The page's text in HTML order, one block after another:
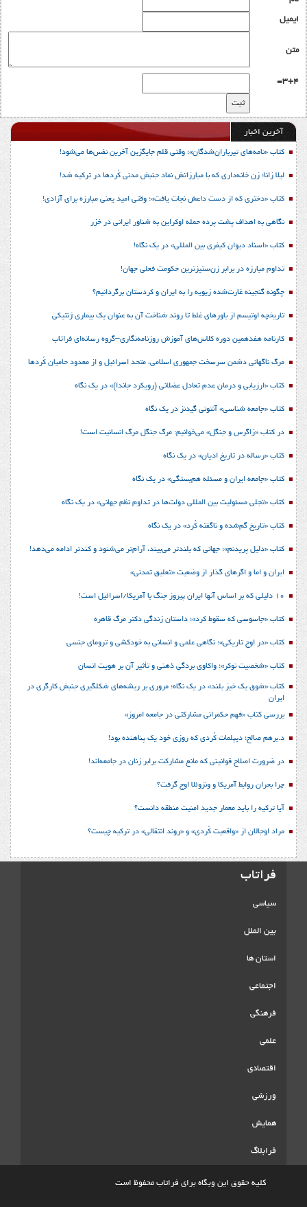
ایمیل
متن
3+4=
آخرین اخبار
کتاب «نامه‌های تیرباران‌شدگان»؛ وقتی قلم جایگزین آخرین نفس‌ها می‌شود!
لیلا زانا؛ زن خانه‌داری که با مبارزاتش نماد جنبش مدنی کُردها در ترکیه شد!
کتاب «دختری که از دست داعش نجات یافت»؛ وقتی امید یعنی مبارزه برای آزادی!
نگاهی به اهداف پشت پرده حمله اوکراین به شناور ایرانی در خزر
کتاب «اسناد دیوان کیفری بین المللی» در یک نگاه!
تداوم مبارزه در برابر زن‌ستیزترین حکومت فعلی جهان!
چگونه گنجینه غارت‌شده زیویه را به ایران و کردستان برگردانیم؟
تاریخچه اوتیسم از باورهای غلط تا روند شناخت آن به عنوان یک بیماری ژنتیکی
کارنامه هفدهمین دوره کلاس‌های آموزش روزنامه‌نگاری–گروه رسانه‌ای فراتاب
مرگ ناگهانی دشمن سرسخت جمهوری اسلامی، متحد اسرائیل و از معدود حامیان کُردها
کتاب «ارزیابی و درمان عدم تعادل عضلانی (رویکرد جاندا)» در یک نگاه
کتاب «جامعه شناسی» آنتونی گیدنز در یک نگاه
در کتاب «زاگرس و جنگل» می‌خوانیم: مرگ جنگل مرگ انسانیت است!
کتاب «رساله در تاریخ ادیان» در یک نگاه
کتاب «جامعه ایران و مسئله هم‌بستگی» در یک نگاه
کتاب «تجلی مسئولیت بین المللی دولت‌ها در تداوم نظم جهانی» در یک نگاه
کتاب «تاریخ گم‌شده و ناگفته کُرد» در یک نگاه
کتاب «دلیل پریدنم»؛ جهانی که بلندتر می‌بیند، آرام‌تر می‌شنود و کندتر ادامه می‌دهد!
ایران و اما و اگرهای گذار از وضعیت «تعلیق تمدنی»
10 دلیلی که بر اساس آنها ایران پیروز جنگ با آمریکا/اسرائیل است!
کتاب «جاسوسی که سقوط کرد»؛ داستان زندگی دکتر مرگ قاهره
کتاب «در اوج تاریکی»؛ نگاهی علمی و انسانی به خودکشی و ترومای جنسی
کتاب «شخصیت نوکر»؛ واکاوی بردگی ذهنی و تأثیر آن بر هویت انسان
کتاب «شوق یک خیز بلند» در یک نگاه؛ مروری بر ریشه‌های شکل‎گیری جنبش کارگری در
ایران
بررسی کتاب «فهم حکمرانی مشارکتی در جامعه امروز»
د.برهم صالح؛ دیپلمات کُردی که روزی خود یک پناهنده بود!
در ضرورت اصلاح قوانینی که مانع مشارکت برابر زنان در جامعه‌اند!
چرا بحران روابط آمریکا و ونزوئلا اوج گرفت؟
آیا ترکیه را باید معمار جدید امنیت منطقه دانست؟
مراد اوجالان از «واقعیت کُردی» و «روند انتقالی» در ترکیه چیست؟
فراتاب
سیاسی
بین الملل
استان ها
اجتماعی
فرهنگی
علمی
اقتصادی
ورزشی
همایش
فرابلاگ
کلیه حقوق این وبگاه برای فراتاب محفوظ است